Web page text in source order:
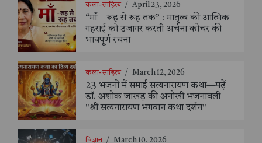
कला-साहित्य / April 23, 2026
“माँ – रूह से रूह तक” : मातृत्व की आत्मिक
गहराई को उजागर करती अर्चना कोचर की
भावपूर्ण रचना
कला-साहित्य / March 12, 2026
23 भजनों में समाई सत्यनारायण कथा—पढ़ें
डॉ. अशोक जाखड़ की अनोखी भजनावली
"श्री सत्यनारायण भगवान कथा दर्शन"
विज्ञान / March 10, 2026